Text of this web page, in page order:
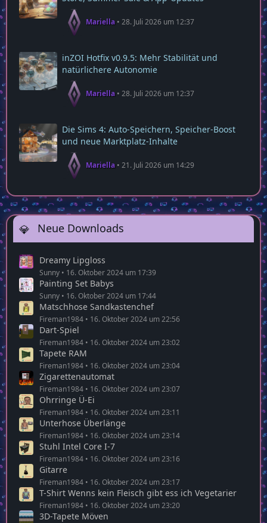
Mariella 28. Juli 2026 um 12:37
inZOI Hotfix v0.9.5: Mehr Stabilität und
natürlichere Autonomie
Mariella 28. Juli 2026 um 12:37
Die Sims 4: Auto‑Speichern, Speicher‑Boost
und neue Marktplatz‑Inhalte
Mariella 21. Juli 2026 um 14:29
Neue Downloads
Dreamy Lipgloss
Sunny 16. Oktober 2024 um 17:39
Painting Set Babys
Sunny 16. Oktober 2024 um 17:44
Matschhose Sandkastenchef
Fireman1984 16. Oktober 2024 um 22:56
Dart-Spiel
Fireman1984 16. Oktober 2024 um 23:02
Tapete RAM
Fireman1984 16. Oktober 2024 um 23:04
Zigarettenautomat
Fireman1984 16. Oktober 2024 um 23:07
Ohrringe Ü-Ei
Fireman1984 16. Oktober 2024 um 23:11
Unterhose Überlänge
Fireman1984 16. Oktober 2024 um 23:14
Stuhl Intel Core I-7
Fireman1984 16. Oktober 2024 um 23:16
Gitarre
Fireman1984 16. Oktober 2024 um 23:17
T-Shirt Wenns kein Fleisch gibt ess ich Vegetarier
Fireman1984 16. Oktober 2024 um 23:20
3D-Tapete Möven